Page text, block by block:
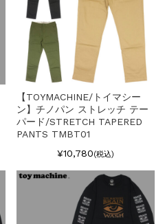
【TOYMACHINE/トイマシー
ン】チノパン ストレッチ テー
パード/STRETCH TAPERED
PANTS TMBT01
¥10,780(税込)